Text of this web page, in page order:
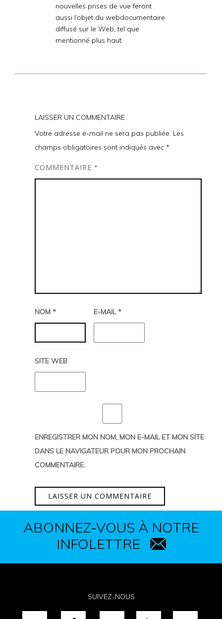
nouvelles prises de vue feront
aussi l’objet du webdocumentaire
diffusé sur le Web, tel que
mentionné plus haut.
LAISSER UN COMMENTAIRE
Votre adresse e-mail ne sera pas publiée. Les
champs obligatoires sont indiqués avec *
COMMENTAIRE *
NOM * E-MAIL*
SITE WEB
ENREGISTRER MON NOM, MON E-MAIL ET MON SITE
DANS LE NAVIGATEUR POUR MON PROCHAIN
COMMENTAIRE.
ABONNEZ-VOUS À NOTRE
INFOLETTRE
SUIVEZ-NOUS